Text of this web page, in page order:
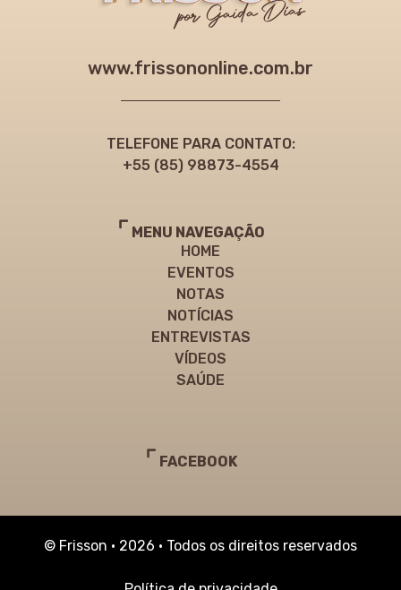
www.frissononline.com.br
TELEFONE PARA CONTATO:
+55 (85) 98873-4554
MENU NAVEGAÇÃO
HOME
EVENTOS
NOTAS
NOTÍCIAS
ENTREVISTAS
VÍDEOS
SAÚDE
FACEBOOK
© Frisson • 2026 • Todos os direitos reservados